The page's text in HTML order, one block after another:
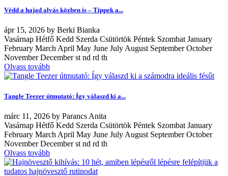
Védd a hajad alvás közben is – Tippek a...
ápr 15, 2026 by Berki Bianka
Vasárnap Hétfő Kedd Szerda Csütörtök Péntek Szombat January
February March April May June July August September October
November December st nd rd th
Olvass tovább
Tangle Teezer útmutató: Így válaszd ki a...
márc 11, 2026 by Parancs Anita
Vasárnap Hétfő Kedd Szerda Csütörtök Péntek Szombat January
February March April May June July August September October
November December st nd rd th
Olvass tovább